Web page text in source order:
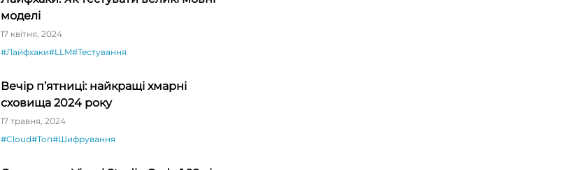
моделі
17 квітня, 2024
#Лайфхаки#LLM#Тестування
Вечір п’ятниці: найкращі хмарні
сховища 2024 року
17 травня, 2024
#Cloud#Топ#Шифрування